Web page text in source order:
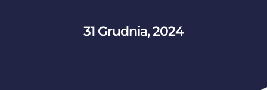
31 Grudnia, 2024